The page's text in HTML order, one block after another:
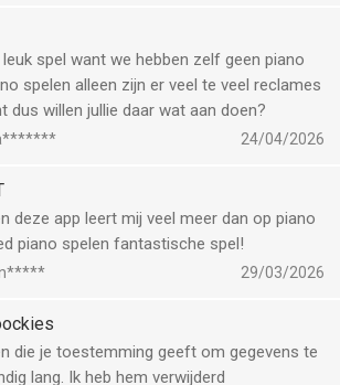
spel want we hebben zelf geen piano
spelen alleen zijn er veel te veel reclames
dus willen jullie daar wat aan doen?
24/04/2026
deze app leert mij veel meer dan op piano
piano spelen fantastische spel!
29/03/2026
die je toestemming geeft om gegevens te
lang. Ik heb hem verwijderd